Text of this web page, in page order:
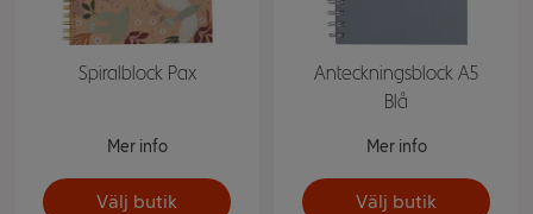
Spiralblock Pax
Mer info
Välj butik
Anteckningsblock A5
Blå
Mer info
Välj butik